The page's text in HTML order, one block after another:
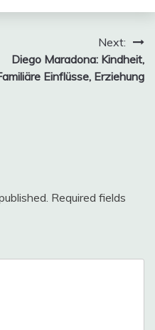
Next:
Diego Maradona: Kindheit,
Einflüsse, Erziehung
Required fields